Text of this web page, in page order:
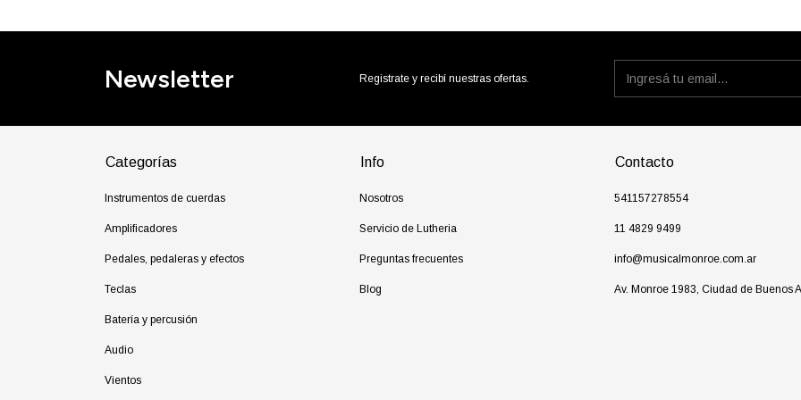
Newsletter Registrate y recibí nuestras ofertas.
Categorías
Instrumentos de cuerdas
Amplificadores
Pedales, pedaleras y efectos
Teclas
Batería y percusión
Audio
Vientos
Info
Nosotros
Servicio de Lutheria
Preguntas frecuentes
Blog
Contacto
541157278554
11 4829 9499
info@musicalmonroe.com.ar
Av. Monroe 1983, Ciudad de Buenos